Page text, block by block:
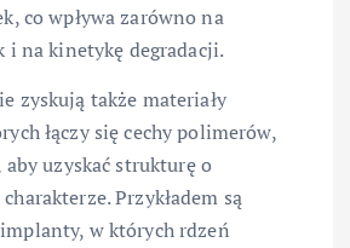
co wpływa zarówno na
i na kinetykę degradacji.
zyskują także materiały
łączy się cechy polimerów,
uzyskać strukturę o
Przykładem są
w których rdzeń